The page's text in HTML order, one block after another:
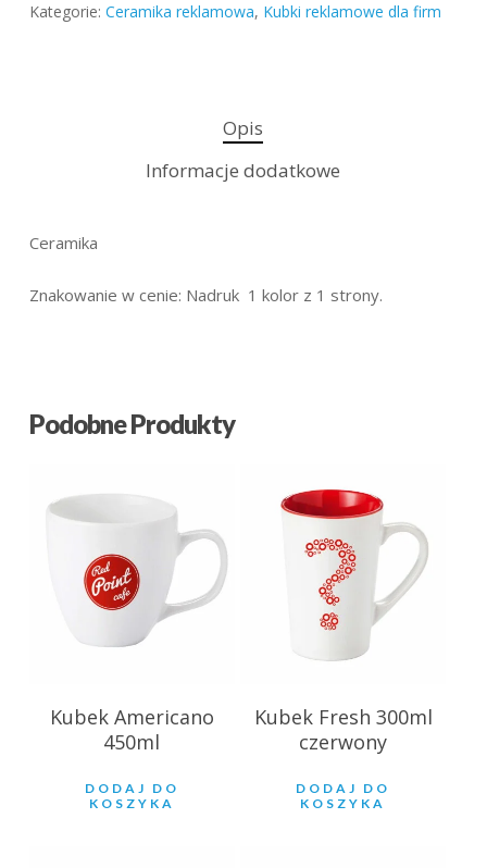
Kategorie: Ceramika reklamowa, Kubki reklamowe dla firm
Opis
Informacje dodatkowe
Ceramika
Znakowanie w cenie: Nadruk 1 kolor z 1 strony.
Podobne Produkty
18.87 zł
Kubek Americano
450ml
DODAJ DO
KOSZYKA
19.38zł
Kubek Fresh 300ml
czerwony
DODAJ DO
KOSZYKA